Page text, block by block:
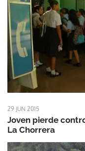
29 JUN 2015
Joven pierde
La Chorrera